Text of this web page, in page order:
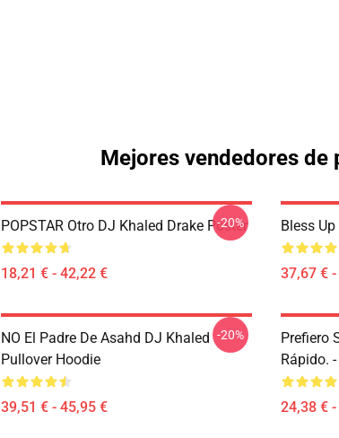
Mejores vendedores de
POPSTAR Otro DJ Khaled Drake Poster
18,21 € - 42,22 €
-20% Bless
37,67 €
NO El Padre De Asahd DJ Khaled
Pullover Hoodie
39,51 € - 45,95 €
-20%
Prefiero
Rápido.
24,38 €